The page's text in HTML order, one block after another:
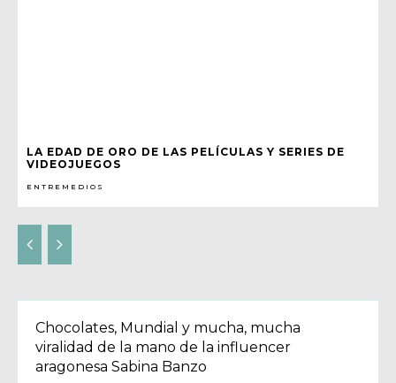
LA EDAD DE ORO DE LAS PELÍCULAS Y SERIES DE
VIDEOJUEGOS
ENTREMEDIOS
Chocolates, Mundial y mucha, mucha
viralidad de la mano de la influencer
aragonesa Sabina Banzo